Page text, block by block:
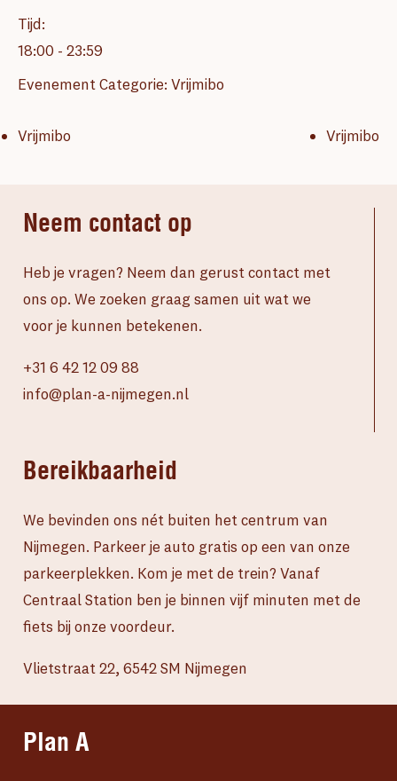
Tijd:
18:00 - 23:59
Evenement Categorie: Vrijmibo
Vrijmibo Vrijmibo
Neem contact op
Heb je vragen? Neem dan gerust contact met
ons op. We zoeken graag samen uit wat we
voor je kunnen betekenen.
+31 6 42 12 09 88
info@plan-a-nijmegen.nl
Bereikbaarheid
We bevinden ons nét buiten het centrum van
Nijmegen. Parkeer je auto gratis op een van onze
parkeerplekken. Kom je met de trein? Vanaf
Centraal Station ben je binnen vijf minuten met de
fiets bij onze voordeur.
Vlietstraat 22, 6542 SM Nijmegen
Plan A